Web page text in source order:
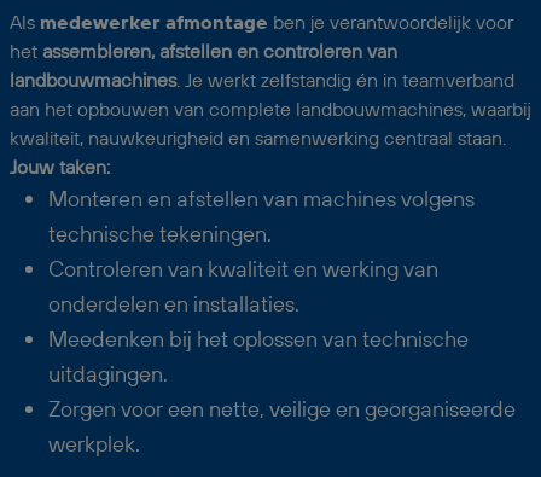
Als medewerker afmontage ben je verantwoordelijk voor
het assembleren, afstellen en controleren van
landbouwmachines. Je werkt zelfstandig én in teamverband
aan het opbouwen van complete landbouwmachines, waarbij
kwaliteit, nauwkeurigheid en samenwerking centraal staan.
Jouw taken:
Monteren en afstellen van machines volgens
technische tekeningen.
Controleren van kwaliteit en werking van
onderdelen en installaties.
Meedenken bij het oplossen van technische
uitdagingen.
Zorgen voor een nette, veilige en georganiseerde
werkplek.